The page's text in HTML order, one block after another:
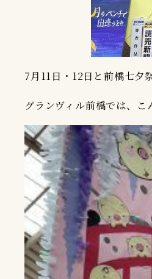
7月11日・12日と前橋七夕
グランヴィル前橋では、